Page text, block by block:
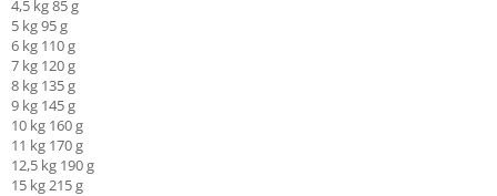
4,5 kg 85 g
5 kg 95 g
6 kg 110 g
7 kg 120 g
8 kg 135 g
9 kg 145 g
10 kg 160 g
11 kg 170 g
12,5 kg 190 g
15 kg 215 g